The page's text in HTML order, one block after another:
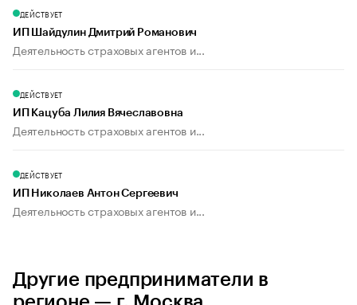
ДЕЙСТВУЕТ
ИП Шайдулин Дмитрий Романович
Деятельность страховых агентов и...
ДЕЙСТВУЕТ
ИП Кацуба Лилия Вячеславовна
Деятельность страховых агентов и...
ДЕЙСТВУЕТ
ИП Николаев Антон Сергеевич
Деятельность страховых агентов и...
Другие предприниматели в